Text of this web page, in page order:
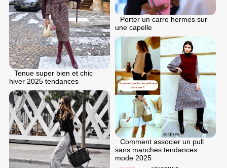
Porter un carre hermes sur
une capelle
Tenue super bien et chic
hiver 2025 tendances
Comment associer un pull
sans manches tendances
mode 2025